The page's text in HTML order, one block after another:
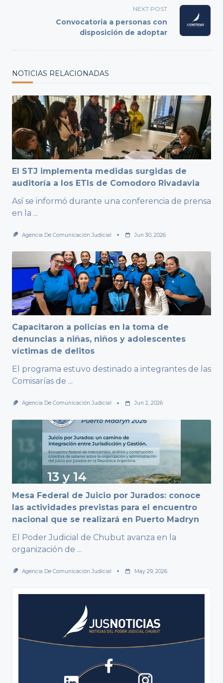
text">Page</span>
NEXT POST
Convocatoria a personas con
disposición de adoptar
NOTICIAS RELACIONADAS
El STJ implementa medidas surgidas de
auditoría a los ETIs de Comodoro Rivadavia
Así se informó durante una conferencia de prensa
en la ...
Agencia De Comunicación Judicial Jun 30, 2026
Capacitaron a policías en la toma de
denuncias a niñas, niños y adolescentes
víctimas de delitos
El programa estuvo destinado a integrantes de las
Comisarías de ...
Agencia De Comunicación Judicial Jun 2, 2026
Mesa Federal de Juicio por Jurados: conoce
las actividades previstas para el encuentro
nacional que se realizará en Puerto Madryn
El Poder Judicial de Chubut avanza en la
organización de ...
Agencia De Comunicación Judicial May 29, 2026